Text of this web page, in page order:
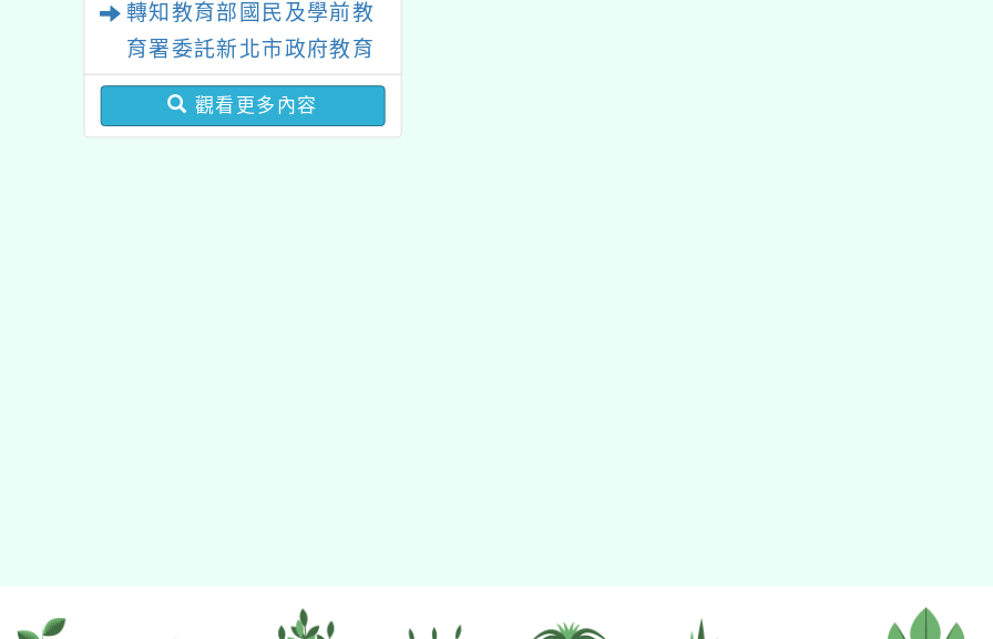
轉知教育部國民及學前教
育署委託新北市政府教育
局辦理「115年度教師專
業成長研習實施計畫－夢
觀看更多內容